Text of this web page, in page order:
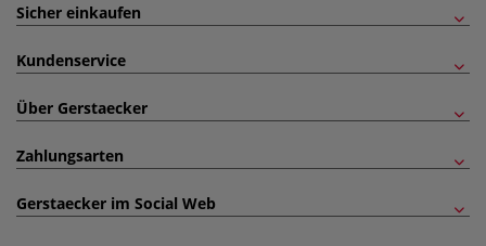
Sicher einkaufen
Kundenservice
Über Gerstaecker
Zahlungsarten
Gerstaecker im Social Web